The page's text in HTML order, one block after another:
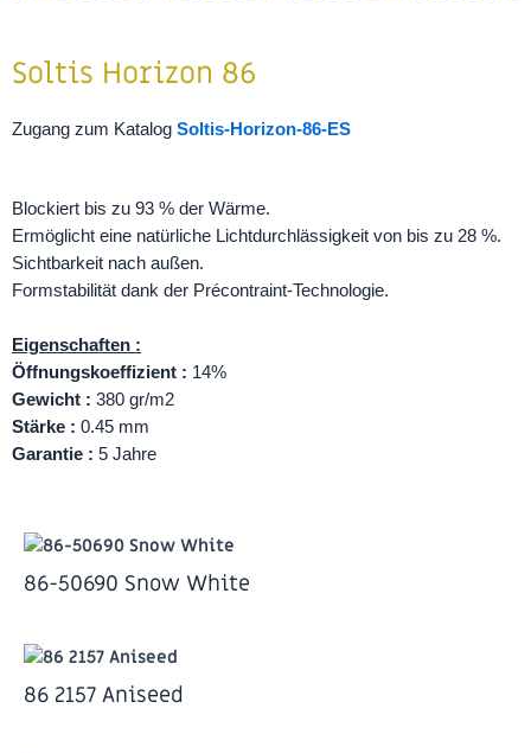
Soltis Horizon 86
Zugang zum Katalog Soltis-Horizon-86-ES
Blockiert bis zu 93 % der Wärme.
Ermöglicht eine natürliche Lichtdurchlässigkeit von bis zu 28 %.
Sichtbarkeit nach außen.
Formstabilität dank der Précontraint-Technologie.
Eigenschaften :
Öffnungskoeffizient : 14%
Gewicht : 380 gr/m2
Stärke : 0.45 mm
Garantie : 5 Jahre
86-50690 Snow White
86 2157 Aniseed